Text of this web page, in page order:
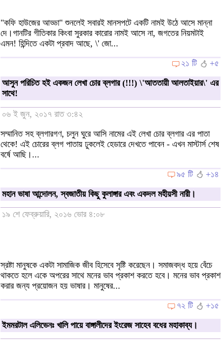
"কফি হাউজের আড্ডা" শুনলেই সবারই মানসপটে একটি নামই উঠে আসে মান্না
দে।গানটির গীতিকার কিংবা সুরকার কারোর নামই আসে না, জগতের নিয়মটাই
এমন! হিন্দিতে একটা প্রবাদ আছে, \' জো...
২১ টি
+৫
আসুন পরিচিত হই একজন লেখা চোর ব্লগার (!!!) \'আততায়ী আলতাইয়ার\' এর
সাথে!
০৬ ই জুন, ২০১৭ রাত ৩:৪২
সম্মানিত সহ ব্লগারগণ, চলুন ঘুরে আসি নামের এই লেখা চোর ব্লগার এর পাতা
থেকে! এই চোরের ব্লগ পাতায় ঢুকলেই হেডারে দেখতে পাবেন - এখন মাস্টার্স শেষ
বর্ষে আছি।...
৯৫ টি
+১৪
মহান ভাষা আন্দোলন, স্বজাতীয় কিছু কুলাঙ্গার এবং একদল মহীয়সী নারী।
১৯ শে ফেব্রুয়ারি, ২০১৬ ভোর ৪:০৮
স্রষ্টা মানুষকে একটা সামাজিক জীব হিসেবে সৃষ্টি করেছেন। সমাজবদ্ধ হয়ে বেঁচে
থাকতে হলে একে অপরের সাথে মনের ভাব প্রকাশ করতে হবে। মনের ভাব প্রকাশ
করার জন্য প্রয়োজন হয় ভাষার। মানুষের...
৭২ টি
+১৫
ইমমরটাল এলিভেনঃ খালি পায়ে বাঙ্গালীদের ইংরেজ সাহেব বধের মহাকাব্য।